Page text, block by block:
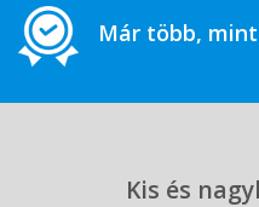
Már több,
Kis és